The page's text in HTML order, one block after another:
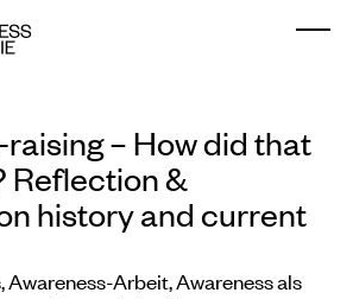
– How did that
Reflection &
history and current
Awareness-Arbeit, Awareness als